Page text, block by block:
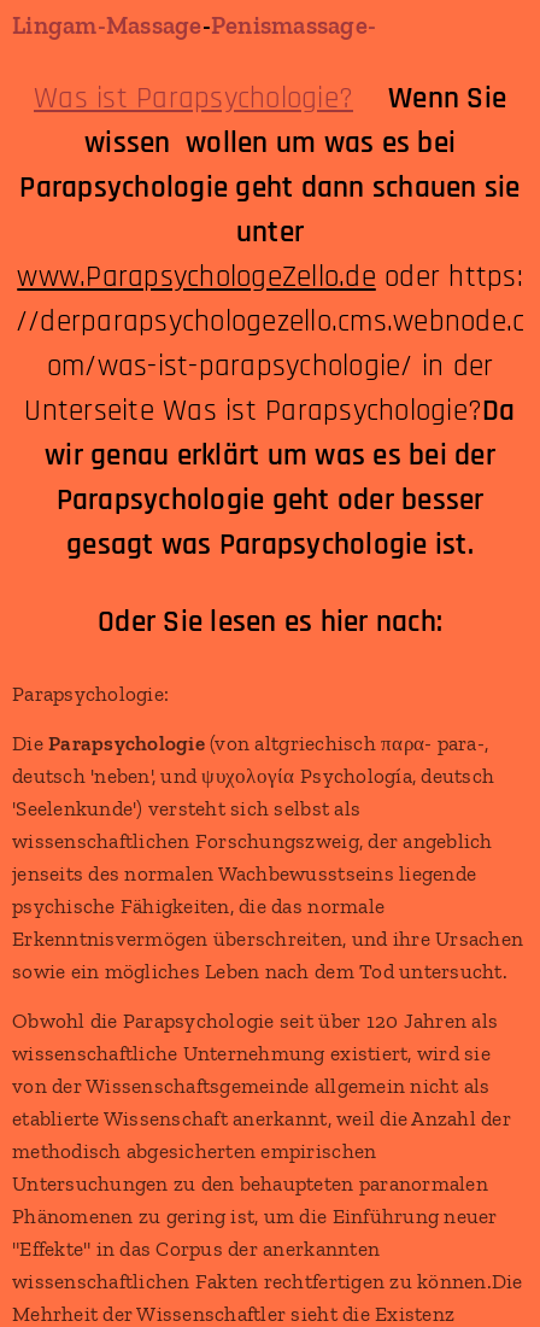
Lingam-Massage-Penismassage-
Was ist Parapsychologie?
Wenn Sie
wissen wollen um was es bei
Parapsychologie geht dann schauen sie
unter
www.ParapsychologeZello.de oder https:
//derparapsychologezello.cms.webnode.c
om/was-ist-parapsychologie/ in der
Unterseite Was ist Parapsychologie?Da
wir genau erklärt um was es bei der
Parapsychologie geht oder besser
gesagt was Parapsychologie ist.
Oder Sie lesen es hier nach:
Parapsychologie:
DieParapsychologie(von altgriechisch παρα- para-,
deutsch 'neben', und ψυχολογία Psychología, deutsch
'Seelenkunde') versteht sich selbst als
wissenschaftlichen Forschungszweig, der angeblich
jenseits des normalen Wachbewusstseins liegende
psychische Fähigkeiten, die das normale
Erkenntnisvermögen überschreiten, und ihre Ursachen
sowie ein mögliches Leben nach dem Tod untersucht.
Obwohl die Parapsychologie seit über 120 Jahren als
wissenschaftliche Unternehmung existiert, wird sie
von der Wissenschaftsgemeinde allgemein nicht als
etablierte Wissenschaft anerkannt, weil die Anzahl der
methodisch abgesicherten empirischen
Untersuchungen zu den behaupteten paranormalen
Phänomenen zu gering ist, um die Einführung neuer
"Effekte" in das Corpus der anerkannten
wissenschaftlichen Fakten rechtfertigen zu können.Die
Mehrheit der Wissenschaftler sieht die Existenz